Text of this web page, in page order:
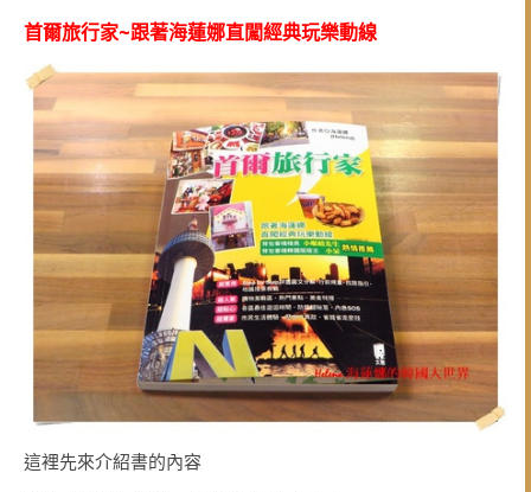
首爾旅行家~跟著海蓮娜直闖經典玩樂動線
這裡先來介紹書的內容